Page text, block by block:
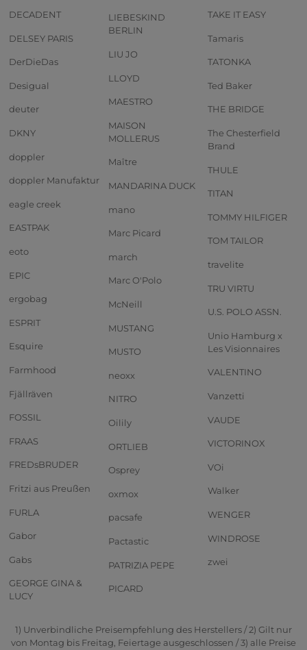
DECADENT
DELSEY PARIS
DerDieDas
Desigual
deuter
DKNY
doppler
doppler Manufaktur
eagle creek
EASTPAK
eoto
EPIC
ergobag
ESPRIT
Esquire
Farmhood
Fjällräven
FOSSIL
FRAAS
FREDsBRUDER
Fritzi aus Preußen
FURLA
Gabor
Gabs
GEORGE GINA &
LUCY
LIEBESKIND
BERLIN
LIU JO
LLOYD
MAESTRO
MAISON
MOLLERUS
Maître
MANDARINA DUCK
mano
Marc Picard
march
Marc O'Polo
McNeill
MUSTANG
MUSTO
neoxx
NITRO
Oilily
ORTLIEB
Osprey
oxmox
pacsafe
Pactastic
PATRIZIA PEPE
PICARD
TAKE IT EASY
Tamaris
TATONKA
Ted Baker
THE BRIDGE
The Chesterfield
Brand
THULE
TITAN
TOMMY HILFIGER
TOM TAILOR
travelite
TRU VIRTU
U.S. POLO ASSN.
Unio Hamburg x
Les Visionnaires
VALENTINO
Vanzetti
VAUDE
VICTORINOX
VOi
Walker
WENGER
WINDROSE
zwei
1) Unverbindliche Preisempfehlung des Herstellers / 2) Gilt nur
von Montag bis Freitag, Feiertage ausgeschlossen / 3) alle Preise